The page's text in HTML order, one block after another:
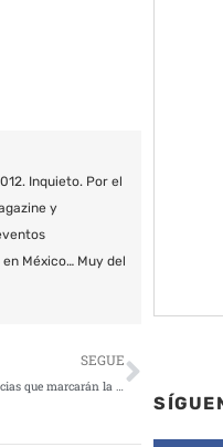
Inquieto. Por el
y
México… Muy del
SEGUE
Factum IT identifica 7 tendencias que marcarán la seguridad digital de las empresas en 2022